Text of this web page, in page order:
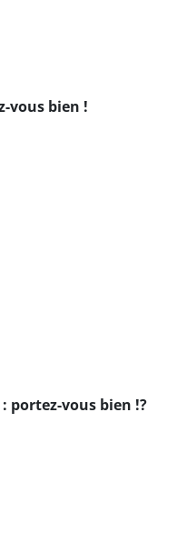
vous bien !
portez-vous bien !?